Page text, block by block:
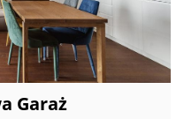
Garaż